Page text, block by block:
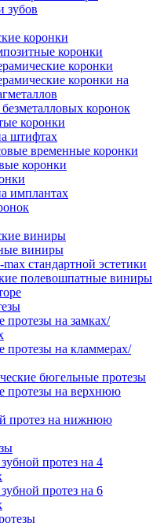
зубов
коронки
коронки
коронки
коронки на
коронок
коронки
штифтах
временные коронки
коронки
имплантах
виниры
виниры
стандартной эстетики
полевошпатные виниры
протезы на замках/
протезы на кламмерах/
бюгельные протезы
протезы на верхнюю
протез на нижнюю
протез на 4
протез на 6